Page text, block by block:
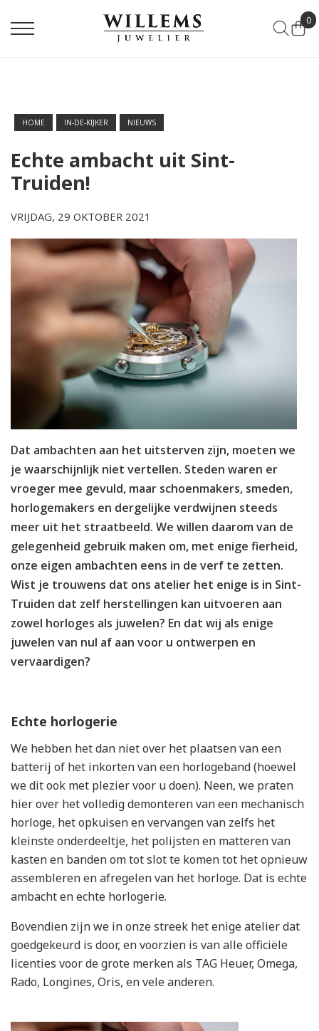
0
HOME IN-DE-KIJKER NIEUWS
Echte ambacht uit Sint-
Truiden!
VRIJDAG, 29 OKTOBER 2021
Dat ambachten aan het uitsterven zijn, moeten we
je waarschijnlijk niet vertellen. Steden waren er
vroeger mee gevuld, maar schoenmakers, smeden,
horlogemakers en dergelijke verdwijnen steeds
meer uit het straatbeeld. We willen daarom van de
gelegenheid gebruik maken om, met enige fierheid,
onze eigen ambachten eens in de verf te zetten.
Wist je trouwens dat ons atelier het enige is in Sint-
Truiden dat zelf herstellingen kan uitvoeren aan
zowel horloges als juwelen? En dat wij als enige
juwelen van nul af aan voor u ontwerpen en
vervaardigen?
Echte horlogerie
We hebben het dan niet over het plaatsen van een
batterij of het inkorten van een horlogeband (hoewel
we dit ook met plezier voor u doen). Neen, we praten
hier over het volledig demonteren van een mechanisch
horloge, het opkuisen en vervangen van zelfs het
kleinste onderdeeltje, het polijsten en matteren van
kasten en banden om tot slot te komen tot het opnieuw
assembleren en afregelen van het horloge. Dat is echte
ambacht en echte horlogerie.
Bovendien zijn we in onze streek het enige atelier dat
goedgekeurd is door, en voorzien is van alle officiële
licenties voor de grote merken als TAG Heuer, Omega,
Rado, Longines, Oris, en vele anderen.